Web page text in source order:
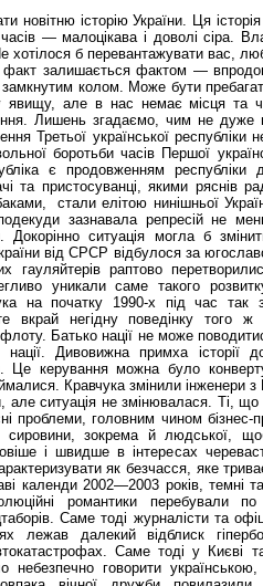
новітню історію України. Ця
часів — малоцікава і доволі сіра.
хотілося б перевантажувати вас,
залишається фактом —
колом. Може бути
явищу, але в нас немає місця та
Лишень згадаємо, чим не дуже
Третьої української
боротьби часів Першої
є продовженням
та пристосуванці, якими ряснів
стали елітою нинішньої
зазнавала репресій не
Докорінно ситуація могла б
від СРСР відбулося за
гауляйтерів раптово
уникали саме такого
на початку 1990-х під час так
вкрай негідну поведінку того
Батько нації не може
Дивовижна примха історії
Це керування можна було
Кравчука змінили інженери
але ситуація не змінювалася. Ті,
проблеми, головним чином бізнес-
зокрема й людської,
і швидше в інтересах
як безчасся, яке
календи 2002—2003 років, темні
романтики перебували
Саме тоді журналісти та
лежав далекий відблиск
Саме тоді у Києві
небезпечно говорити